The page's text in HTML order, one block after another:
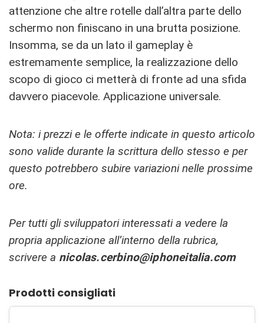
attenzione che altre rotelle dall’altra parte dello
schermo non finiscano in una brutta posizione.
Insomma, se da un lato il gameplay è
estremamente semplice, la realizzazione dello
scopo di gioco ci metterà di fronte ad una sfida
davvero piacevole. Applicazione universale.
Nota: i prezzi e le offerte indicate in questo articolo
sono valide durante la scrittura dello stesso e per
questo potrebbero subire variazioni nelle prossime
ore.
Per tutti gli sviluppatori interessati a vedere la
propria applicazione all’interno della rubrica,
scrivere a nicolas.cerbino@iphoneitalia.com
Prodotti consigliati